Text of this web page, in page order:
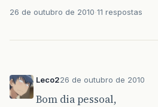
26 de outubro de 2010 11 respostas
Leco226 de outubro de 2010
Bom dia pessoal,